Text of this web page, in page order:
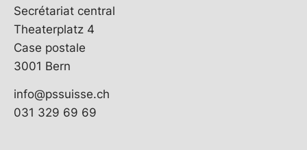
Secrétariat central
Theaterplatz 4
Case postale
3001 Bern
info@pssuisse.ch
031 329 69 69